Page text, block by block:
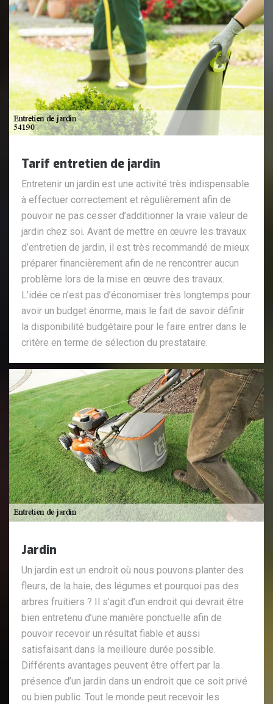
Tarif entretien de jardin
Entretenir un jardin est une activité très indispensable
à effectuer correctement et régulièrement afin de
pouvoir ne pas cesser d’additionner la vraie valeur de
jardin chez soi. Avant de mettre en œuvre les travaux
d’entretien de jardin, il est très recommandé de mieux
préparer financièrement afin de ne rencontrer aucun
problème lors de la mise en œuvre des travaux.
L’idée ce n’est pas d’économiser très longtemps pour
avoir un budget énorme, mais le fait de savoir définir
la disponibilité budgétaire pour le faire entrer dans le
critère en terme de sélection du prestataire.
Jardin
Un jardin est un endroit où nous pouvons planter des
fleurs, de la haie, des légumes et pourquoi pas des
arbres fruitiers ? Il s’agit d’un endroit qui devrait être
bien entretenu d’une manière ponctuelle afin de
pouvoir recevoir un résultat fiable et aussi
satisfaisant dans la meilleure durée possible.
Différents avantages peuvent être offert par la
présence d’un jardin dans un endroit que ce soit privé
ou bien public. Tout le monde peut recevoir les